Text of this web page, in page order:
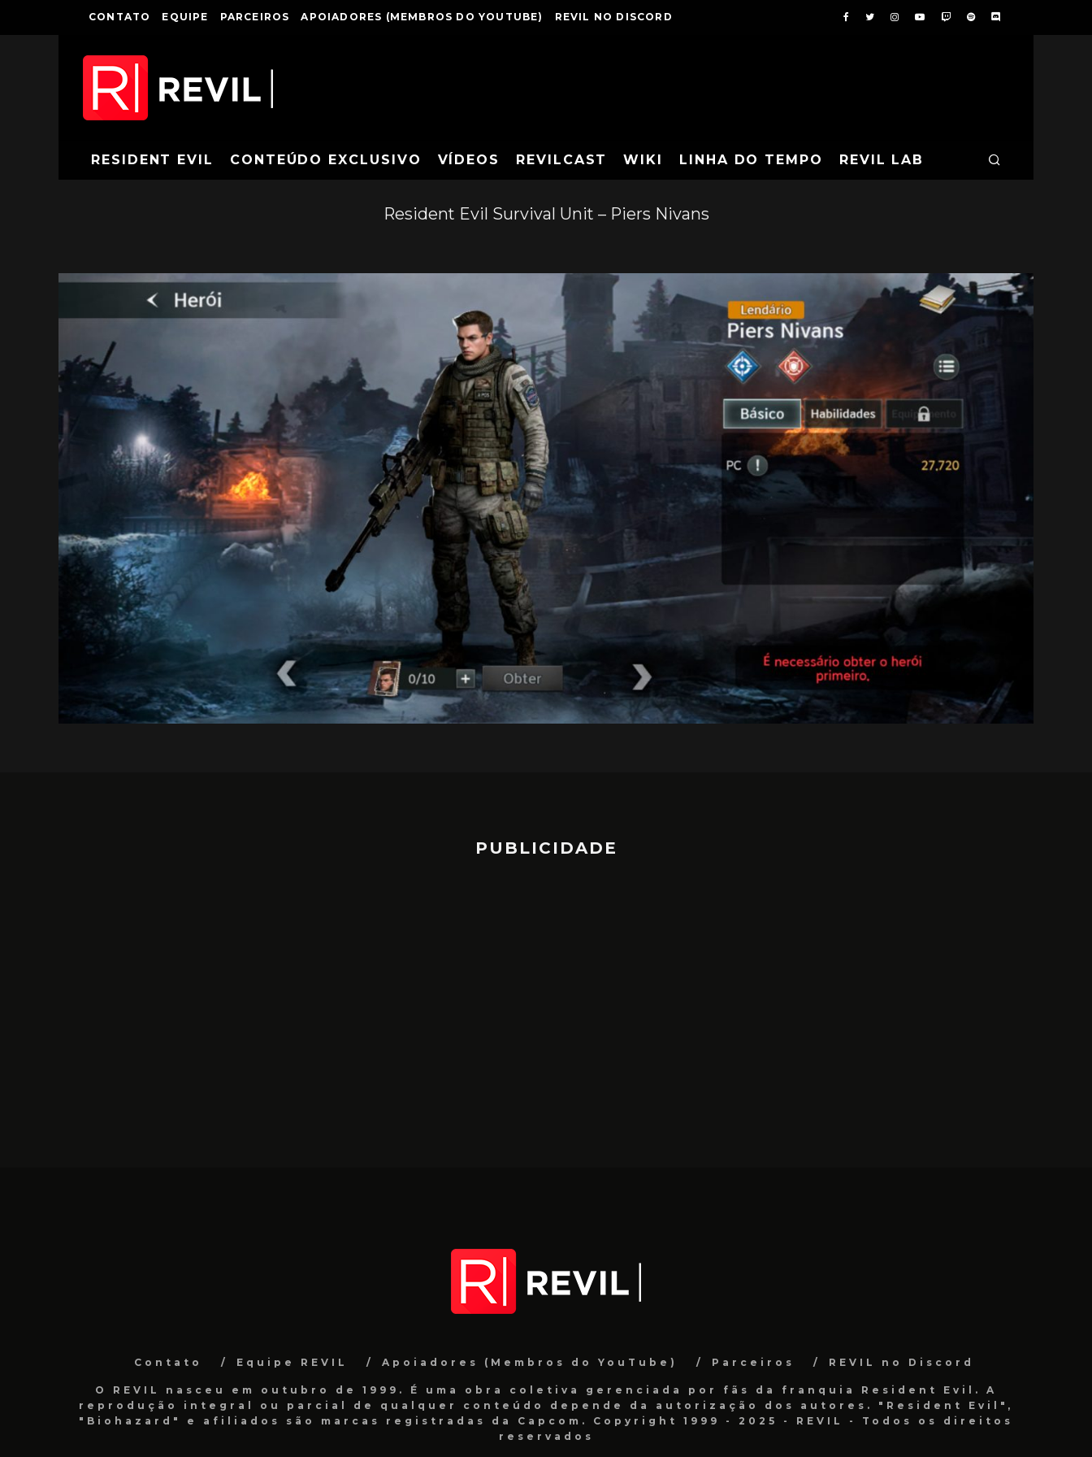
CONTATO EQUIPE PARCEIROS APOIADORES (MEMBROS DO YOUTUBE) REVIL NO DISCORD
RESIDENT EVIL CONTEÚDO EXCLUSIVO VÍDEOS REVILCAST WIKI LINHA DO TEMPO REVIL LAB
Resident Evil Survival Unit – Piers Nivans
PUBLICIDADE
Contato Equipe REVIL Apoiadores (Membros do YouTube) Parceiros REVIL no Discord
O REVIL nasceu em outubro de 1999. É uma obra coletiva gerenciada por fãs da franquia Resident Evil. A
reprodução integral ou parcial de qualquer conteúdo depende da autorização dos autores. "Resident Evil",
"Biohazard" e afiliados são marcas registradas da Capcom. Copyright 1999 - 2025 - REVIL - Todos os direitos
reservados